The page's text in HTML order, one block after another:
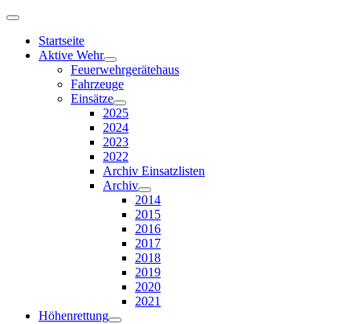
Startseite
Aktive Wehr
Feuerwehrgerätehaus
Fahrzeuge
Einsätze
2025
2024
2023
2022
Archiv Einsatzlisten
Archiv
2014
2015
2016
2017
2018
2019
2020
2021
Höhenrettung